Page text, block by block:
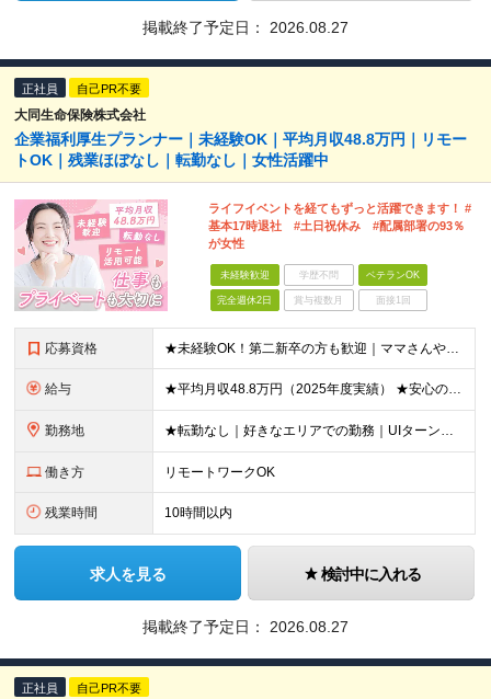
掲載終了予定日： 2026.08.27
正社員 自己PR不要
大同生命保険株式会社
企業福利厚生プランナー｜未経験OK｜平均月収48.8万円｜リモー
トOK｜残業ほぼなし｜転勤なし｜女性活躍中
ライフイベントを経てもずっと活躍できます！ #
基本17時退社 #土日祝休み #配属部署の93％
が女性
未経験歓迎 学歴不問 ベテランOK
完全週休2日 賞与複数月 面接1回
応募資格 ★未経験OK！第二新卒の方も歓迎｜ママさんやブランクありの方など、20～50代女性が多数活躍中♪ ◆高卒以上 ◆社会人経験をお持ちの方 - 業界・業種・職種・経験年数は問いません。 «こんな方が
給与 ★平均月収48.8万円（2025年度実績） ★安心の固定給＋賞与年2回＋インセンティブ！手当も充実 月給21万円～23万円＋諸手当＋インセンティブ＋賞与年2回 ※給与は年間平均の税込定例給与です。賞
勤務地 ★転勤なし｜好きなエリアでの勤務｜UIターン歓迎 全国47都道府県にある支社のいずれかにて勤務していただきます。 ＜募集エリア＞ ◆北海道・東北：北海道/青森/宮城/岩手/秋田/山形/福島
働き方 リモートワークOK
残業時間 10時間以内
求人を見る 検討中に入れる
掲載終了予定日： 2026.08.27
正社員 自己PR不要